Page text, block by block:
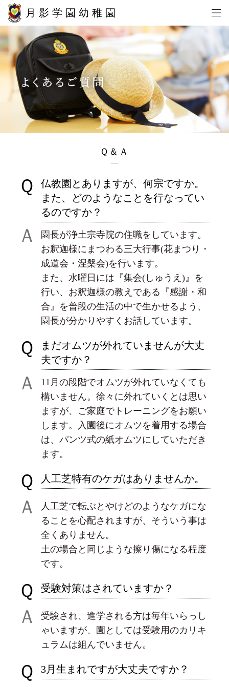
月影学園幼稚園
Ｑ＆Ａ
Ｑ
仏教園とありますが、何宗ですか。
また、どのようなことを行なってい
るのですか？
Ａ
園長が浄土宗寺院の住職をしています。
お釈迦様にまつわる三大行事(花まつり・
成道会・涅槃会)を行います。
また、水曜日には『集会(しゅうえ)』を
行い、お釈迦様の教えである『感謝・和
合』を普段の生活の中で生かせるよう、
園長が分かりやすくお話しています。
Ｑ
まだオムツが外れていませんが大丈
夫ですか？
Ａ
11月の段階でオムツが外れていなくても
構いません。徐々に外れていくとは思い
ますが、ご家庭でトレーニングをお願い
します。入園後にオムツを着用する場合
は、パンツ式の紙オムツにしていただき
ます。
Ｑ 人工芝特有のケガはありませんか。
Ａ
人工芝で転ぶとやけどのようなケガにな
ることを心配されますが、そういう事は
全くありません。
土の場合と同じような擦り傷になる程度
です。
Ｑ 受験対策はされていますか？
Ａ
受験され、進学される方は毎年いらっし
ゃいますが、園としては受験用のカリキ
ュラムは組んでいません。
Ｑ 3月生まれですが大丈夫ですか？